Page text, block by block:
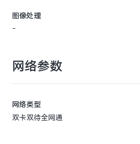
图像处理
-
网络参数
网络类型
双卡双待全网通